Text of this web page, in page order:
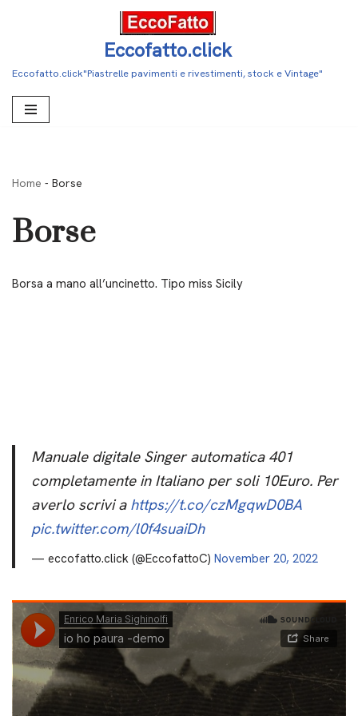
contenuto
Eccofatto.click
Eccofatto.click"Piastrelle pavimenti e rivestimenti, stock e Vintage"
Home - Borse
Borse
Borsa a mano all’uncinetto. Tipo miss Sicily
Manuale digitale Singer automatica 401
completamente in Italiano per soli 10Euro. Per
averlo scrivi a https://t.co/czMgqwD0BA
pic.twitter.com/l0f4suaiDh
— eccofatto.click (@EccofattoC) November 20, 2022